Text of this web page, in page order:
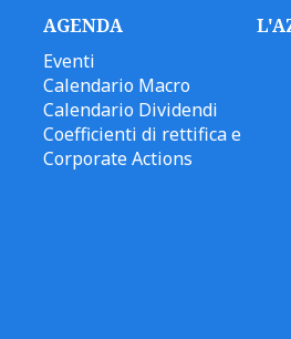
AGENDA
Eventi
Calendario Macro
Calendario Dividendi
Coefficienti di rettifica e
Corporate Actions